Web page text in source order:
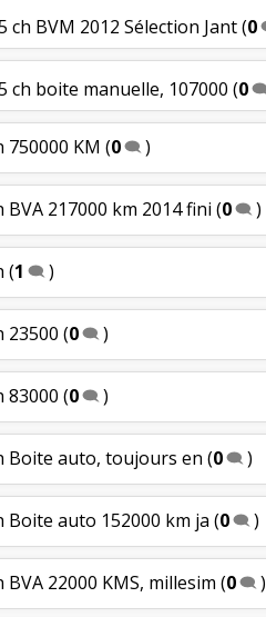
ch BVM 2012 Sélection Jant(0
ch boite manuelle, 107000 (0
750000 KM (0 )
BVA 217000 km 2014 fini (0 )
(1 )
23500 (0 )
83000 (0 )
Boite auto, toujours en (0 )
Boite auto 152000 km ja (0 )
BVA 22000 KMS, millesim (0 )